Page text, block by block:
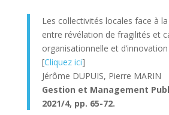
Les collectivités locales face à
entre révélation de fragilités et
organisationnelle et
[Cliquez ici]
Jérôme DUPUIS, Pierre MARIN
Gestion et Management
2021/4, pp. 65-72.